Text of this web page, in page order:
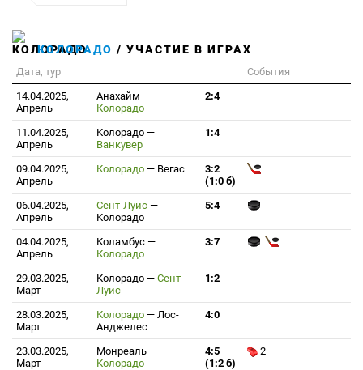
КОЛОРАДО / УЧАСТИЕ В ИГРАХ
Дата, тур
События
14.04.2025,
Апрель
Анахайм —
Колорадо
2:4
11.04.2025,
Апрель
Колорадо —
Ванкувер
1:4
09.04.2025,
Апрель
Колорадо — Вегас
3:2
(1:0 б)
06.04.2025,
Апрель
Сент-Луис —
Колорадо
5:4
04.04.2025,
Апрель
Коламбус —
Колорадо
3:7
29.03.2025,
Март
Колорадо — Сент-
Луис
1:2
28.03.2025,
Март
Колорадо — Лос-
Анджелес
4:0
23.03.2025,
Март
Монреаль —
Колорадо
4:5
(1:2 б)
2